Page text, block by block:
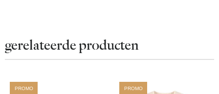
gerelateerde producten
PROMO PROMO